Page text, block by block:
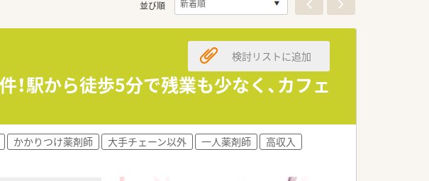
並び順
！駅から徒歩5分で残業も少なく、カフェ
検討リストに追加
かかりつけ薬剤師 大手チェーン以外 一人薬剤師
高収入